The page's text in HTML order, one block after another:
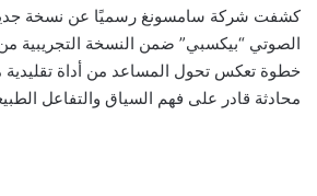
كشفت شركة سامسونغ رسميًا عن نسخة
خطوة تعكس تحول المساعد من أداة
محادثة قادر على فهم السياق والتفاعل